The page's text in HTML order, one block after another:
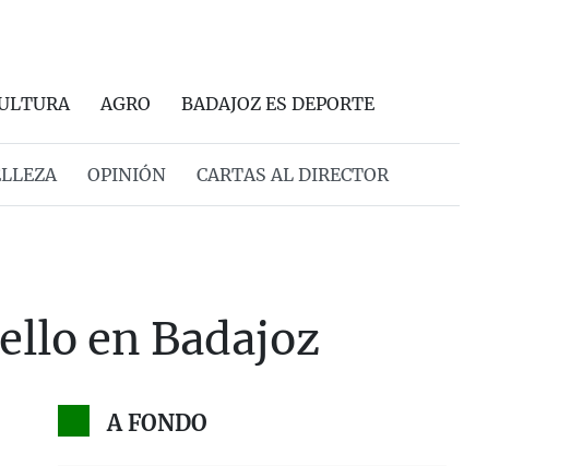
AGRO BADAJOZ ES DEPORTE
OPINIÓN CARTAS AL DIRECTOR
en Badajoz
A FONDO